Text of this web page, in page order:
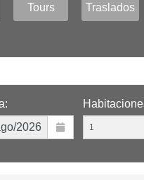
Tours Traslados